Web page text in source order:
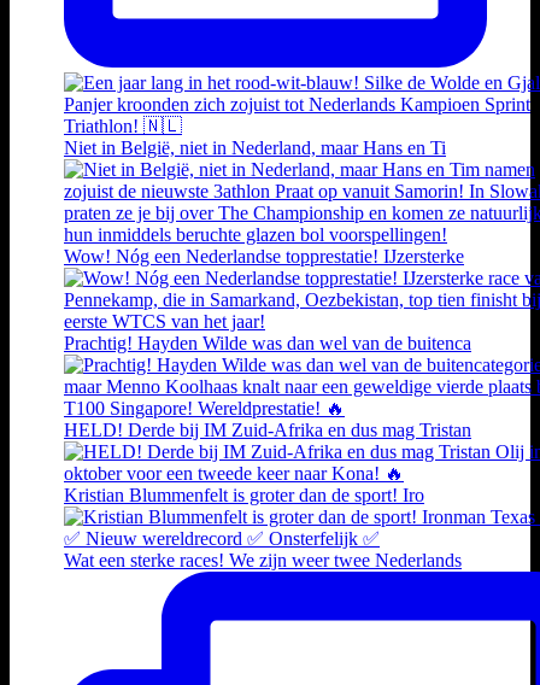
Niet in België, niet in Nederland, maar Hans en Ti
Wow! Nóg een Nederlandse topprestatie! IJzersterke
Prachtig! Hayden Wilde was dan wel van de buitenca
HELD! Derde bij IM Zuid-Afrika en dus mag Tristan
Kristian Blummenfelt is groter dan de sport! Iro
Wat een sterke races! We zijn weer twee Nederlands